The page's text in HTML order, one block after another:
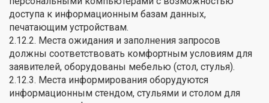
доступа к информационным базам данных,
печатающим устройствам.
2.12.2. Места ожидания и заполнения запросов
должны соответствовать комфортным условиям для
заявителей, оборудованы мебелью (стол, стулья).
2.12.3. Места информирования оборудуются
информационным стендом, стульями и столом для